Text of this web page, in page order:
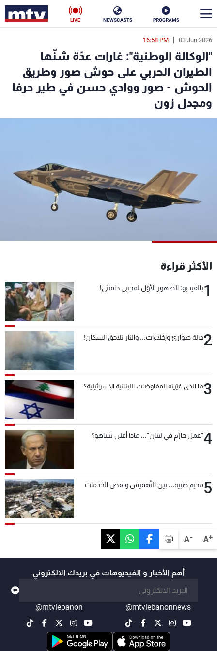
PROGRAMS
NEWSCASTS
LIVE
A+
A-
03 Jun 2026
16:58 PM
"الوكالة الوطنية": غارات عدّة شنّها
الطيران الحربي على حوش صور وطريق
الحوش - صور ووادي حسن في طير حرفا
ومجدل زون
الأكثر قراءة
1بالفيديو: الظهور الأوّل لمجتبى خامنئي!
2حالة طوارئ وإخلاءات... والنار تلاحق السكان!
3ما الذي غيّرته المفاوضات اللبنانية الإسرائيلية؟
4"عمل حازم في لبنان"... ماذا أعلن نتنياهو؟
5مخيم ضبية... بين التَّهميش ونقص الخدمات
أهم الأخبار و الفيديوهات في بريدك الالكتروني
@mtvlebanonnews
@mtvlebanon
en
الأخبار
سياسة ناس
إقتصاد
البرامج
الترددات
عن MTV
لاعلاناتكم
شروط الإسـتخدام
سياسة الخصوصية